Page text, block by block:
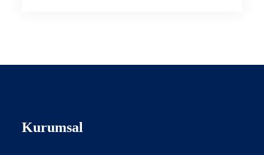
Kurumsal